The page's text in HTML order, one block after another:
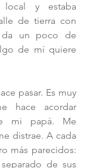
y estaba
de tierra con
da un poco de
de mí quiere
pasar. Es muy
hace acordar
mi papá. Me
distrae. A cada
más parecidos:
de sus